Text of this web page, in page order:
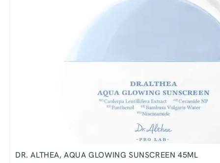
DR. ALTHEA, AQUA GLOWING SUNSCREEN 45ML